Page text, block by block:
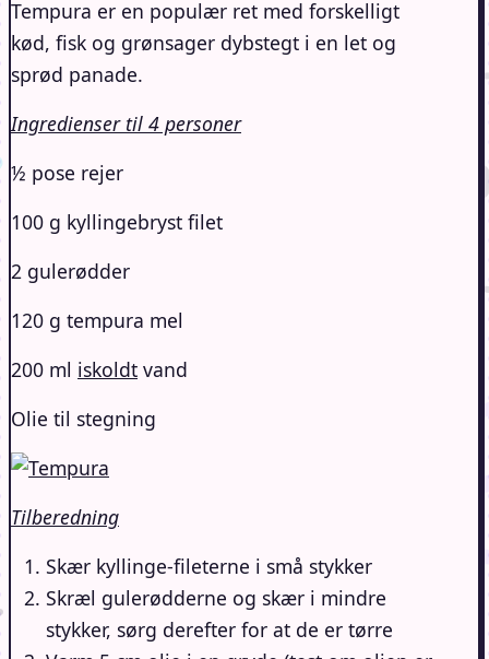
Tempura er en populær ret med forskelligt
kød, fisk og grønsager dybstegt i en let og
sprød panade.
Ingredienser til 4 personer
½ pose rejer
100 g kyllingebryst filet
2 gulerødder
120 g tempura mel
200 ml iskoldt vand
Olie til stegning
Tilberedning
Skær kyllinge-fileterne i små stykker
Skræl gulerødderne og skær i mindre
stykker, sørg derefter for at de er tørre